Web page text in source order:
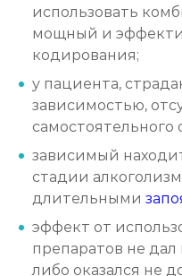
использовать
мощный и
кодирования;
у пациента,
зависимостью,
самостоятельного
зависимый
стадии
длительными
эффект от
препаратов не дал
либо оказался не